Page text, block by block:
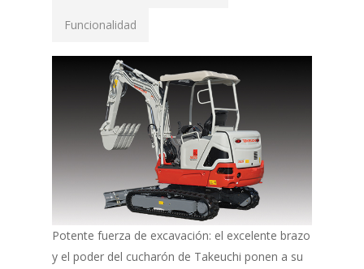
Funcionalidad
Potente fuerza de excavación: el excelente brazo
y el poder del cucharón de Takeuchi ponen a su